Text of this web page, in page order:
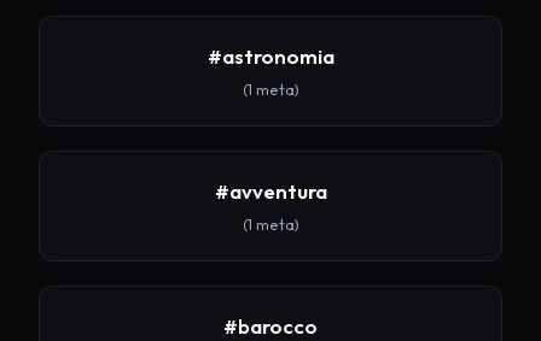
#astronomia
(1 meta)
#avventura
(1 meta)
#barocco